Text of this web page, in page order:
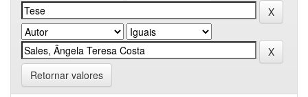
Retornar valores